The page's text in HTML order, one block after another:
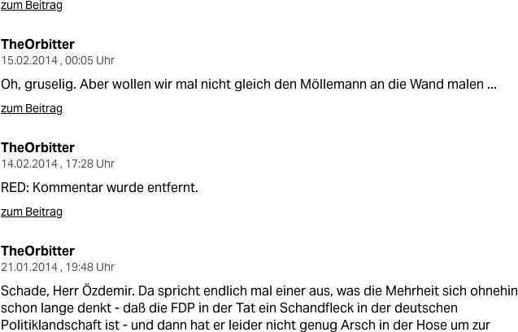
zum Beitrag
TheOrbitter
15.02.2014 , 00:05 Uhr
Oh, gruselig. Aber wollen wir mal nicht gleich den Möllemann an die Wand malen ...
zum Beitrag
TheOrbitter
14.02.2014 , 17:28 Uhr
RED: Kommentar wurde entfernt.
zum Beitrag
TheOrbitter
21.01.2014 , 19:48 Uhr
Schade, Herr Özdemir. Da spricht endlich mal einer aus, was die Mehrheit sich ohnehin
schon lange denkt - daß die FDP in der Tat ein Schandfleck in der deutschen
Politiklandschaft ist - und dann hat er leider nicht genug Arsch in der Hose um zur